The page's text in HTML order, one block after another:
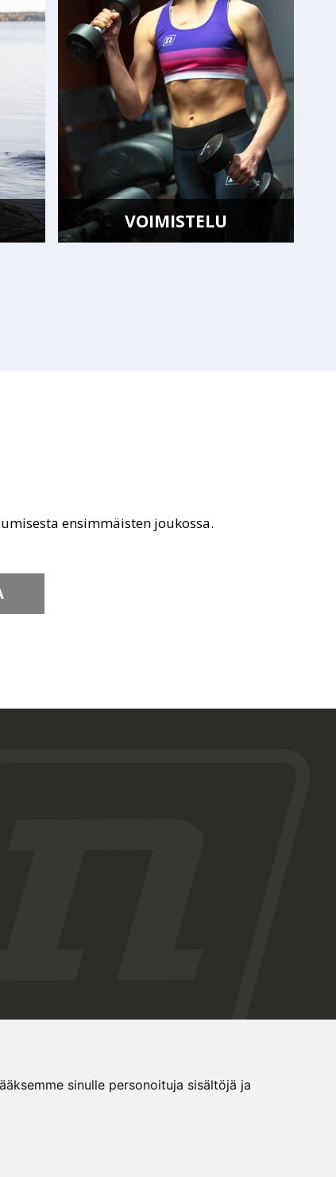
sinulle personoituja sisältöjä ja
VOIMISTELU
ensimmäisten joukossa.